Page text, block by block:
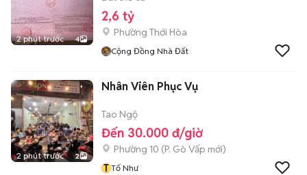
2 phút trước 4
2,6 tỷ
Phường Thới Hòa
Cộng Đồng Nhà Đất
2 phút trước 2
Nhân Viên Phục Vụ
Tao Ngộ
Đến 30.000 đ/giờ
Phường 10 (P. Gò Vấp mới)
T Tố Như